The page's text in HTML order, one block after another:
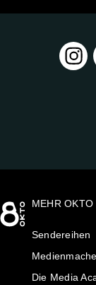
MEHR OKTO
Sendereihen
Die Media